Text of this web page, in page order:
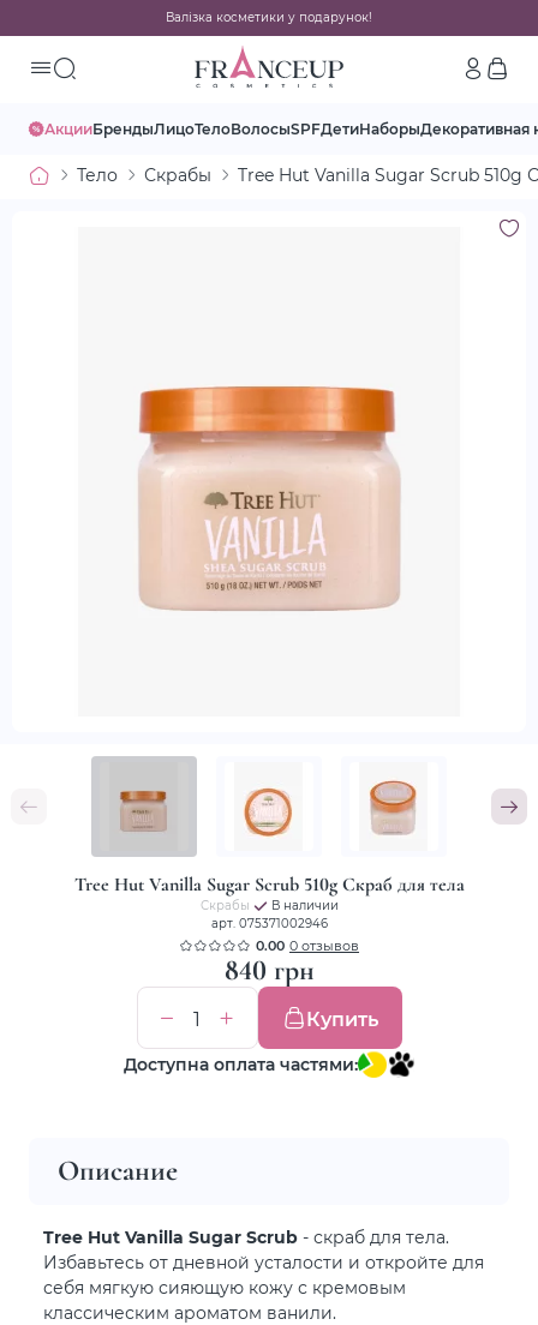
Валізка косметики у подарунок!
АкцииБрендыЛицоТелоВолосыSPFДетиНаборыДекоративная
Тело Скрабы Tree Hut Vanilla Sugar Scrub 510g
Tree Hut Vanilla Sugar Scrub 510g Скраб для тела
Скрабы
В наличии
арт. 075371002946
0.00 0 отзывов
840 грн
Купить
Доступна оплата частями:
Описание
Tree Hut Vanilla Sugar Scrub - скраб для тела.
Избавьтесь от дневной усталости и откройте для
себя мягкую сияющую кожу с кремовым
классическим ароматом ванили.